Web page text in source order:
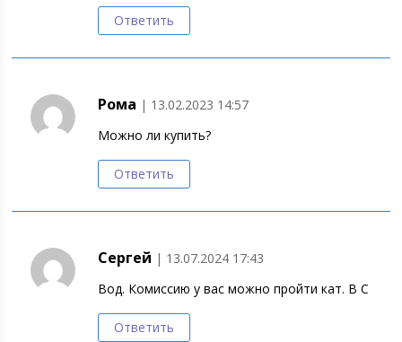
Ответить
Рома | 13.02.2023 14:57
Можно ли купить?
Ответить
Сергей | 13.07.2024 17:43
Вод. Комиссию у вас можно пройти кат. В С
Ответить